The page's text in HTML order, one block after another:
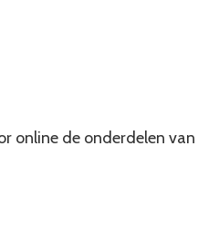
online de onderdelen van